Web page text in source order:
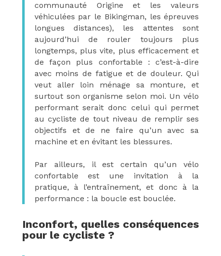
communauté Origine et les valeurs
véhiculées par le Bikingman, les épreuves
longues distances), les attentes sont
aujourd’hui de rouler toujours plus
longtemps, plus vite, plus efficacement et
de façon plus confortable : c’est-à-dire
avec moins de fatigue et de douleur. Qui
veut aller loin ménage sa monture, et
surtout son organisme selon moi. Un vélo
performant serait donc celui qui permet
au cycliste de tout niveau de remplir ses
objectifs et de ne faire qu’un avec sa
machine et en évitant les blessures.
Par ailleurs, il est certain qu’un vélo
confortable est une invitation à la
pratique, à l’entraînement, et donc à la
performance : la boucle est bouclée.
Inconfort, quelles conséquences
pour le cycliste ?